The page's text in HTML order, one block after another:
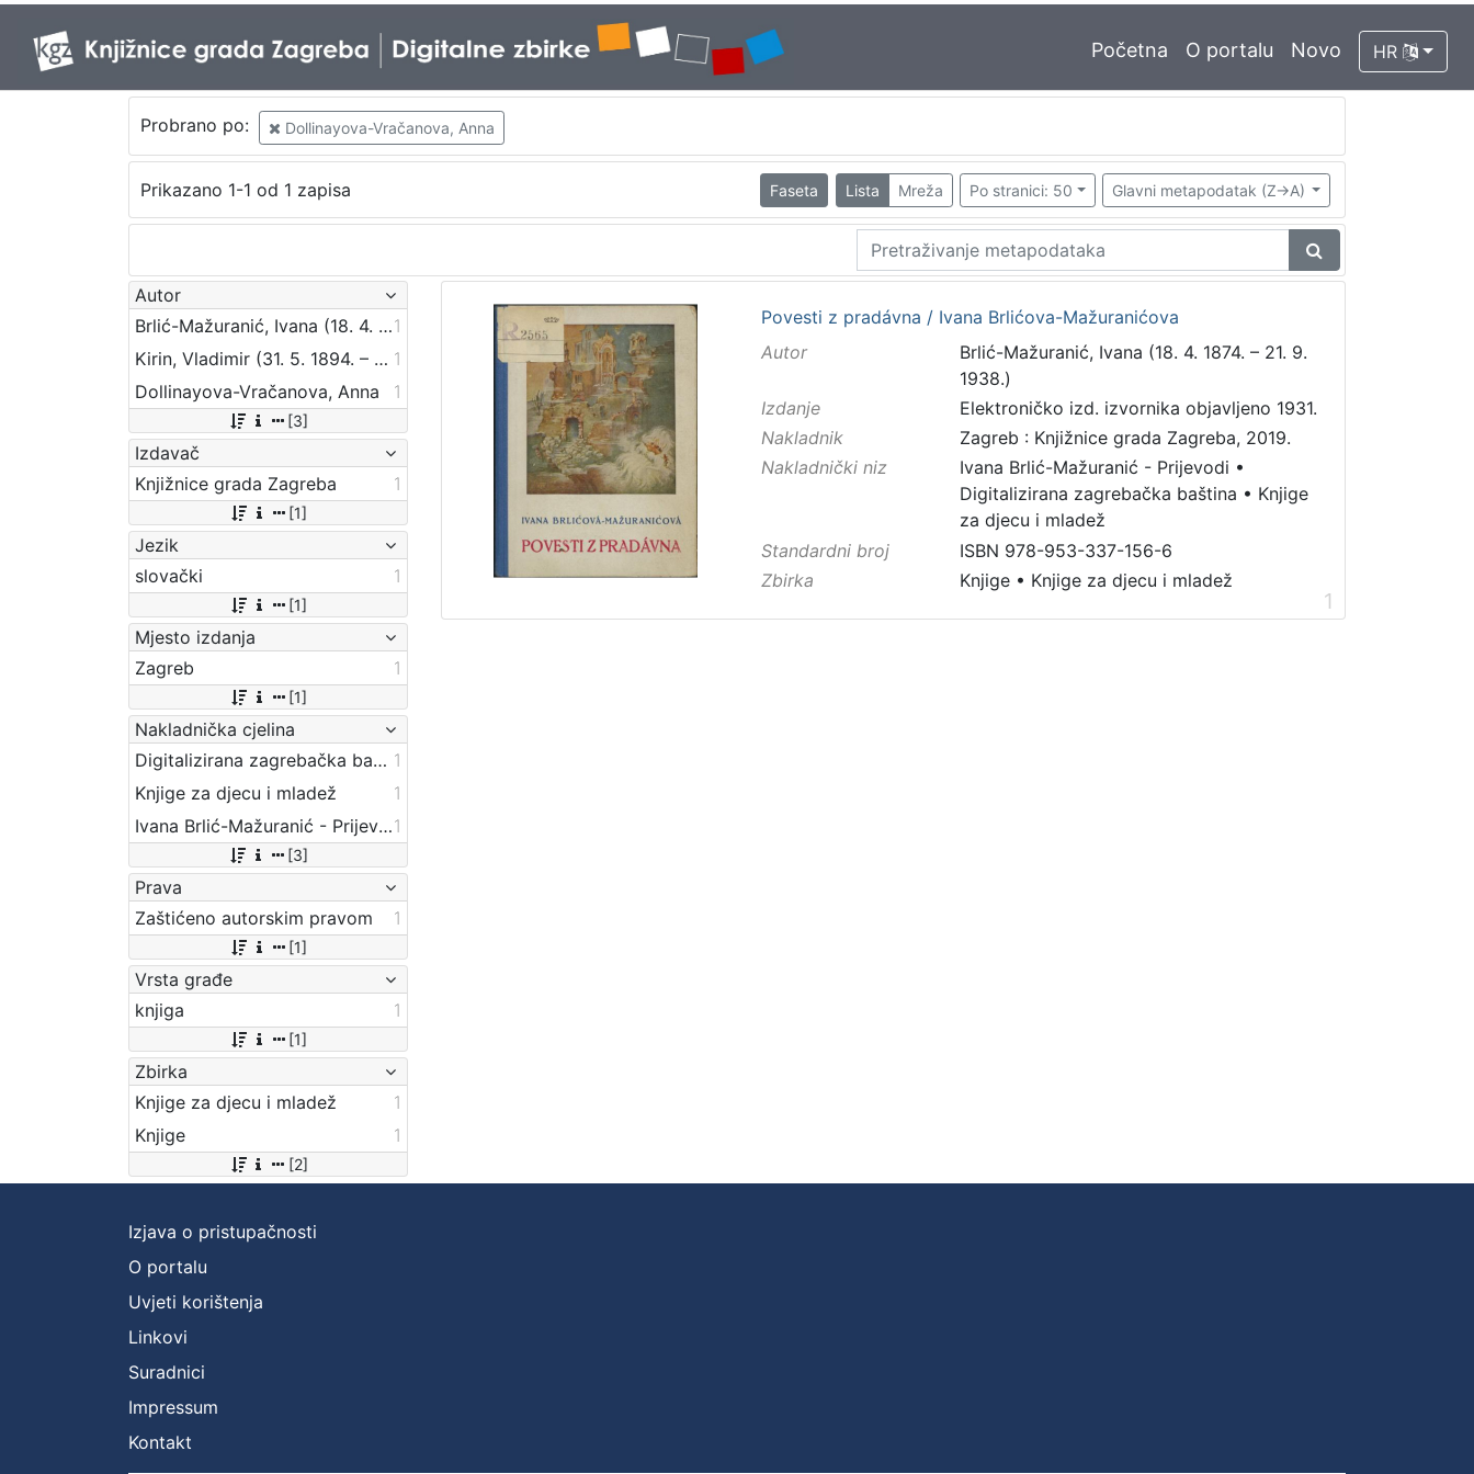
Početna O portalu Novo HR
Probrano po: Dollinayova-Vračanova, Anna
Prikazano 1-1 od 1 zapisa Faseta Lista Mreža Po stranici: 50 Glavni metapodatak (Z->A)
Autor
Brlić-Mažuranić, Ivana (18. 4. 1874. – 21. 9. 1938.)1
Kirin, Vladimir (31. 5. 1894. – 5. 10. 1963.) 1
Dollinayova-Vračanova, Anna
1
[3]
Izdavač
Knjižnice grada Zagreba
1
[1]
Jezik
slovački
1
[1]
Mjesto izdanja
Zagreb
1
[1]
Nakladnička cjelina
Digitalizirana zagrebačka baština 1
Knjige za djecu i mladež
1
Ivana Brlić-Mažuranić - Prijevodi1
[3]
Prava
Zaštićeno autorskim pravom
1
[1]
Vrsta građe
knjiga
1
[1]
Zbirka
Knjige za djecu i mladež
1
Knjige
1
[2]
Povesti z pradávna / Ivana Brlićova-Mažuranićova
Autor
Brlić-Mažuranić, Ivana (18. 4. 1874. – 21. 9.
1938.)
Izdanje
Elektroničko izd. izvornika objavljeno 1931.
Nakladnik
Zagreb : Knjižnice grada Zagreba, 2019.
Nakladnički niz
Ivana Brlić-Mažuranić - Prijevodi •
Digitalizirana zagrebačka baština • Knjige
za djecu i mladež
Standardni broj
ISBN 978-953-337-156-6
Zbirka
Knjige• Knjige za djecu i mladež
1
Izjava o pristupačnosti
O portalu
Uvjeti korištenja
Linkovi
Suradnici
Impressum
Kontakt